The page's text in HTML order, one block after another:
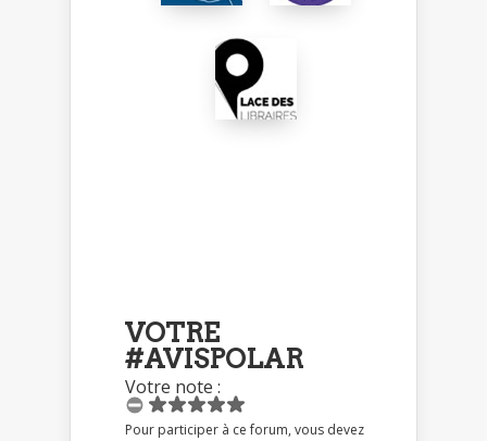
VOTRE
#AVISPOLAR
Votre note :
Pour participer à ce forum, vous devez